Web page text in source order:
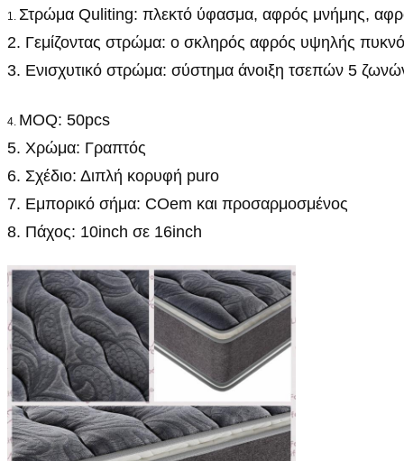
1. Στρώμα Quliting: πλεκτό ύφασμα, αφρός μνήμης,
2. Γεμίζοντας στρώμα: ο σκληρός αφρός υψηλής
3. Ενισχυτικό στρώμα: σύστημα άνοιξη τσεπών 5
4. MOQ: 50pcs
5. Χρώμα: Γραπτός
6. Σχέδιο: Διπλή κορυφή puro
7. Εμπορικό σήμα: COem και προσαρμοσμένος
8. Πάχος: 10inch σε 16inch